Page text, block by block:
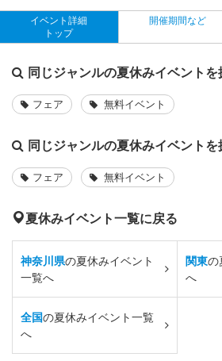
イベント詳細
トップ
開催期間など
同じジャンルの夏休みイベントを
フェア 無料イベント
同じジャンルの夏休みイベントを
フェア 無料イベント
夏休みイベント一覧に戻る
神奈川県の夏休みイベント
一覧へ
関東の
へ
全国の夏休みイベント一覧
へ